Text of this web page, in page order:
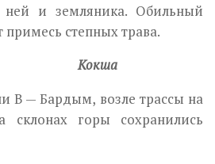
ней и земляника. Обильный
примесь степных трава.
В — Бардым, возле трассы на
горы сохранились